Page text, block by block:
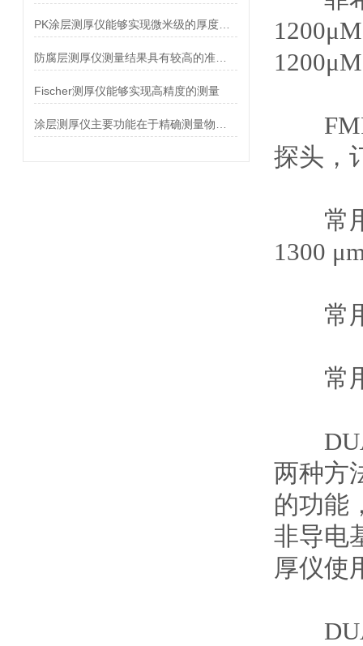
Fischer测厚仪能够实现高精度的测量
探头，
常用
1300
常用
常用
两种方
的功能
非导电
厚仪使